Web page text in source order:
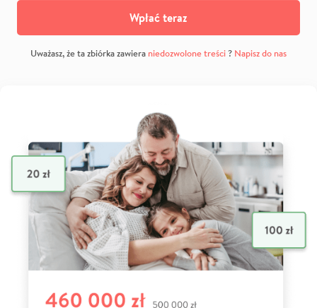
Wpłać teraz
Uważasz, że ta zbiórka zawiera niedozwolone treści? Napisz do nas